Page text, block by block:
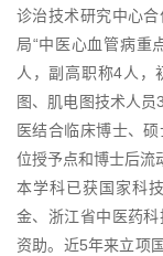
诊治技术研究中心
局“中医心血管病重
人，副高职称4人，
图、肌电图技术人
医结合临床博士、
位授予点和博士后流
本学科已获国家科
金、浙江省中医药
资助。近5年来立项